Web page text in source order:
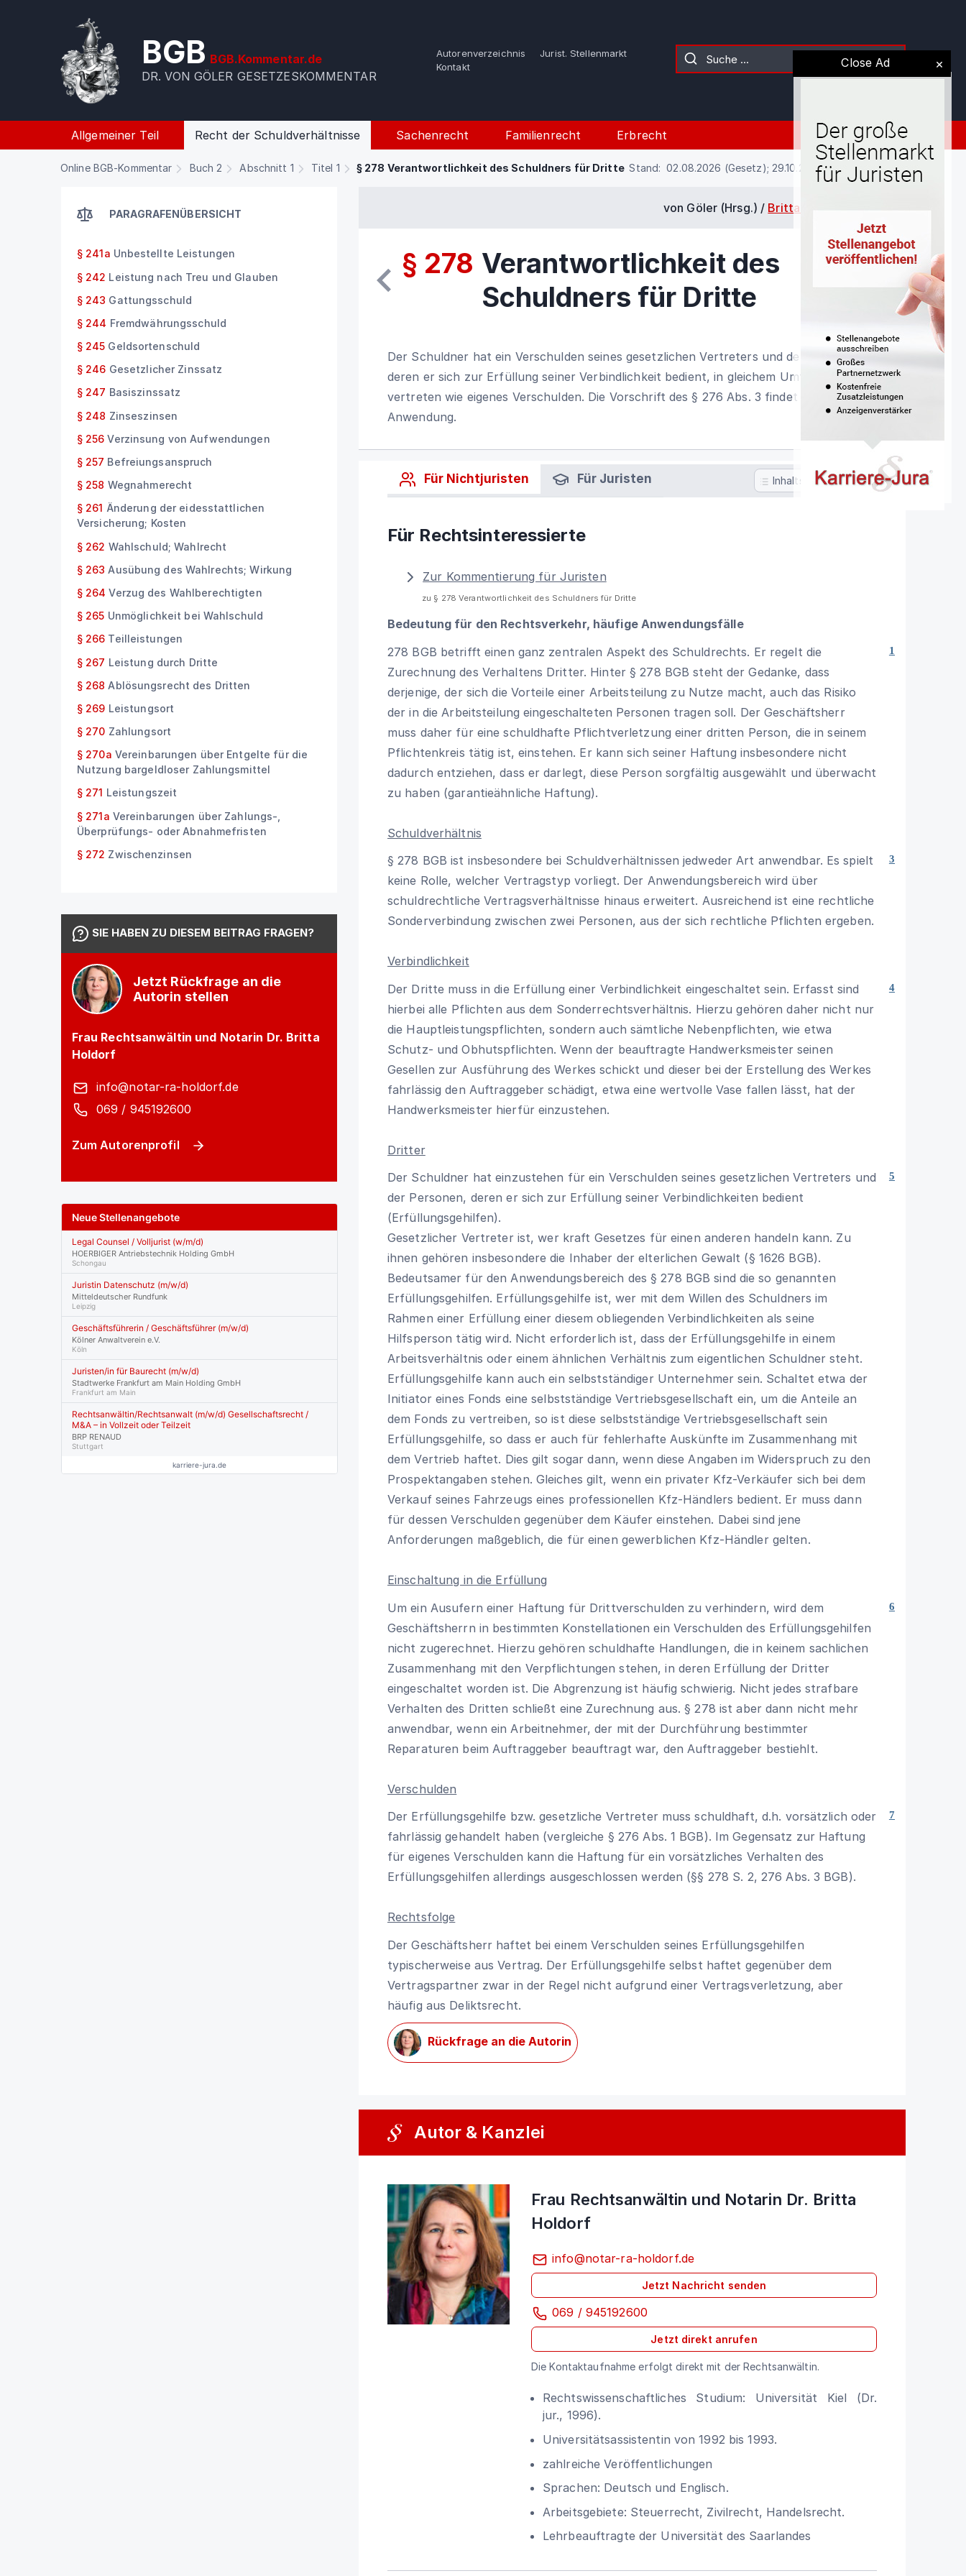
BGB BGB.Kommentar.de
DR. VON GÖLER GESETZESKOMMENTAR
Autorenverzeichnis
Jurist. Stellenmarkt
Kontakt
Allgemeiner Teil Recht der Schuldverhältnisse Sachenrecht Familienrecht Erbrecht
Online BGB-Kommentar Buch 2 Abschnitt 1 Titel 1 § 278 Verantwortlichkeit des Schuldners für Dritte Stand: 02.08.2026 (Gesetz); 29.10.2021 (Kommentierung)
Close Ad
PARAGRAFENÜBERSICHT
§ 241a Unbestellte Leistungen
§ 242 Leistung nach Treu und Glauben
§ 243 Gattungsschuld
§ 244 Fremdwährungsschuld
§ 245 Geldsortenschuld
§ 246 Gesetzlicher Zinssatz
§ 247 Basiszinssatz
§ 248 Zinseszinsen
§ 256 Verzinsung von Aufwendungen
§ 257 Befreiungsanspruch
§ 258 Wegnahmerecht
§ 261 Änderung der eidesstattlichen
Versicherung; Kosten
§ 262 Wahlschuld; Wahlrecht
§ 263 Ausübung des Wahlrechts; Wirkung
§ 264 Verzug des Wahlberechtigten
§ 265 Unmöglichkeit bei Wahlschuld
§ 266 Teilleistungen
§ 267 Leistung durch Dritte
§ 268 Ablösungsrecht des Dritten
§ 269 Leistungsort
§ 270 Zahlungsort
§ 270a Vereinbarungen über Entgelte für die
Nutzung bargeldloser Zahlungsmittel
§ 271 Leistungszeit
§ 271a Vereinbarungen über Zahlungs-,
Überprüfungs- oder Abnahmefristen
§ 272 Zwischenzinsen
SIE HABEN ZU DIESEM BEITRAG FRAGEN?
Jetzt Rückfrage an die
Autorin stellen
Frau Rechtsanwältin und Notarin Dr. Britta
Holdorf
info@notar-ra-holdorf.de
069 / 945192600
Zum Autorenprofil
von Göler (Hrsg.) / Britta Holdorf
§ 278 Verantwortlichkeit des
Schuldners für Dritte
Der Schuldner hat ein Verschulden seines gesetzlichen Vertreters und der Personen,
deren er sich zur Erfüllung seiner Verbindlichkeit bedient, in gleichem Umfang zu
vertreten wie eigenes Verschulden. Die Vorschrift des § 276 Abs. 3 findet keine
Anwendung.
Für Nichtjuristen Für Juristen Inhaltsverzeichnis
Für Rechtsinteressierte
Zur Kommentierung für Juristen
zu § 278 Verantwortlichkeit des Schuldners für Dritte
Bedeutung für den Rechtsverkehr, häufige Anwendungsfälle
1
278 BGB betrifft einen ganz zentralen Aspekt des Schuldrechts. Er regelt die
Zurechnung des Verhaltens Dritter. Hinter§ 278 BGB steht der Gedanke, dass
derjenige, der sich die Vorteile einer Arbeitsteilung zu Nutze macht, auch das Risiko
der in die Arbeitsteilung eingeschalteten Personen tragen soll. Der Geschäftsherr
muss daher für eine schuldhafte Pflichtverletzung einer dritten Person, die in seinem
Pflichtenkreis tätig ist, einstehen. Er kann sich seiner Haftung insbesondere nicht
dadurch entziehen, dass er darlegt, diese Person sorgfältig ausgewählt und überwacht
zu haben (garantieähnliche Haftung).
Schuldverhältnis
3
§ 278 BGB ist insbesondere bei Schuldverhältnissen jedweder Art anwendbar. Es spielt
keine Rolle, welcher Vertragstyp vorliegt. Der Anwendungsbereich wird über
schuldrechtliche Vertragsverhältnisse hinaus erweitert. Ausreichend ist eine rechtliche
Sonderverbindung zwischen zwei Personen, aus der sich rechtliche Pflichten ergeben.
Verbindlichkeit
4
Der Dritte muss in die Erfüllung einer Verbindlichkeit eingeschaltet sein. Erfasst sind
hierbei alle Pflichten aus dem Sonderrechtsverhältnis. Hierzu gehören daher nicht nur
die Hauptleistungspflichten, sondern auch sämtliche Nebenpflichten, wie etwa
Schutz- und Obhutspflichten. Wenn der beauftragte Handwerksmeister seinen
Gesellen zur Ausführung des Werkes schickt und dieser bei der Erstellung des Werkes
fahrlässig den Auftraggeber schädigt, etwa eine wertvolle Vase fallen lässt, hat der
Handwerksmeister hierfür einzustehen.
Dritter
5
Der Schuldner hat einzustehen für ein Verschulden seines gesetzlichen Vertreters und
der Personen, deren er sich zur Erfüllung seiner Verbindlichkeiten bedient
(Erfüllungsgehilfen).
Gesetzlicher Vertreter ist, wer kraft Gesetzes für einen anderen handeln kann. Zu
ihnen gehören insbesondere die Inhaber der elterlichen Gewalt (§ 1626 BGB).
Bedeutsamer für den Anwendungsbereich des§ 278 BGB sind die so genannten
Erfüllungsgehilfen. Erfüllungsgehilfe ist, wer mit dem Willen des Schuldners im
Rahmen einer Erfüllung einer diesem obliegenden Verbindlichkeiten als seine
Hilfsperson tätig wird. Nicht erforderlich ist, dass der Erfüllungsgehilfe in einem
Arbeitsverhältnis oder einem ähnlichen Verhältnis zum eigentlichen Schuldner steht.
Erfüllungsgehilfe kann auch ein selbstständiger Unternehmer sein. Schaltet etwa der
Initiator eines Fonds eine selbstständige Vertriebsgesellschaft ein, um die Anteile an
dem Fonds zu vertreiben, so ist diese selbstständige Vertriebsgesellschaft sein
Erfüllungsgehilfe, so dass er auch für fehlerhafte Auskünfte im Zusammenhang mit
dem Vertrieb haftet. Dies gilt sogar dann, wenn diese Angaben im Widerspruch zu den
Prospektangaben stehen. Gleiches gilt, wenn ein privater Kfz-Verkäufer sich bei dem
Verkauf seines Fahrzeugs eines professionellen Kfz-Händlers bedient. Er muss dann
für dessen Verschulden gegenüber dem Käufer einstehen. Dabei sind jene
Anforderungen maßgeblich, die für einen gewerblichen Kfz-Händler gelten.
Einschaltung in die Erfüllung
6
Um ein Ausufern einer Haftung für Drittverschulden zu verhindern, wird dem
Geschäftsherrn in bestimmten Konstellationen ein Verschulden des Erfüllungsgehilfen
nicht zugerechnet. Hierzu gehören schuldhafte Handlungen, die in keinem sachlichen
Zusammenhang mit den Verpflichtungen stehen, in deren Erfüllung der Dritter
eingeschaltet worden ist. Die Abgrenzung ist häufig schwierig. Nicht jedes strafbare
Verhalten des Dritten schließt eine Zurechnung aus. § 278 ist aber dann nicht mehr
anwendbar, wenn ein Arbeitnehmer, der mit der Durchführung bestimmter
Reparaturen beim Auftraggeber beauftragt war, den Auftraggeber bestiehlt.
Verschulden
7
Der Erfüllungsgehilfe bzw. gesetzliche Vertreter muss schuldhaft, d.h. vorsätzlich oder
fahrlässig gehandelt haben (vergleiche § 276 Abs. 1 BGB). Im Gegensatz zur Haftung
für eigenes Verschulden kann die Haftung für ein vorsätzliches Verhalten des
Erfüllungsgehilfen allerdings ausgeschlossen werden (§§ 278 S. 2, 276 Abs. 3 BGB).
Rechtsfolge
Der Geschäftsherr haftet bei einem Verschulden seines Erfüllungsgehilfen
typischerweise aus Vertrag. Der Erfüllungsgehilfe selbst haftet gegenüber dem
Vertragspartner zwar in der Regel nicht aufgrund einer Vertragsverletzung, aber
häufig aus Deliktsrecht.
Rückfrage an die Autorin
Autor & Kanzlei
Frau Rechtsanwältin und Notarin Dr. Britta
Holdorf
info@notar-ra-holdorf.de
Jetzt Nachricht senden
069 / 945192600
Jetzt direkt anrufen
Die Kontaktaufnahme erfolgt direkt mit der Rechtsanwältin.
Rechtswissenschaftliches Studium: Universität Kiel (Dr.
jur., 1996).
Universitätsassistentin von 1992 bis 1993.
zahlreiche Veröffentlichungen
Sprachen: Deutsch und Englisch.
Arbeitsgebiete: Steuerrecht, Zivilrecht, Handelsrecht.
Lehrbeauftragte der Universität des Saarlandes